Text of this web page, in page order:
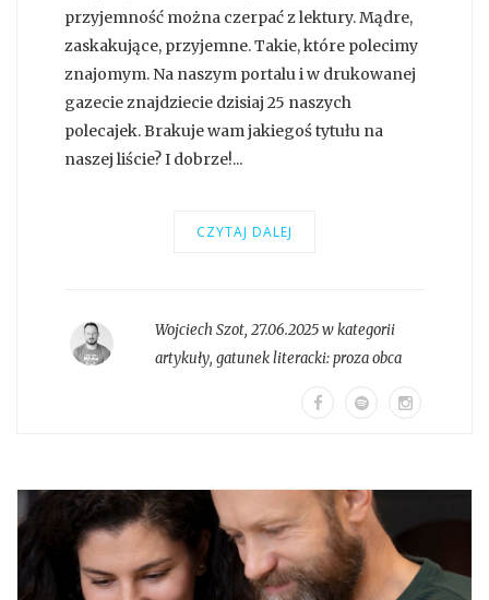
przyjemność można czerpać z lektury. Mądre,
zaskakujące, przyjemne. Takie, które polecimy
znajomym. Na naszym portalu i w drukowanej
gazecie znajdziecie dzisiaj 25 naszych
polecajek. Brakuje wam jakiegoś tytułu na
naszej liście? I dobrze!...
CZYTAJ DALEJ
Wojciech Szot, 27.06.2025 w kategorii
artykuły, gatunek literacki:proza obca